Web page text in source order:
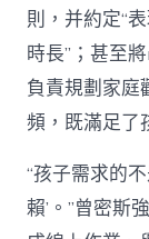
則，并約定“
時長”；甚至
負責規劃家庭
頻，既滿足了
“孩子需求的
賴’。”曾密斯